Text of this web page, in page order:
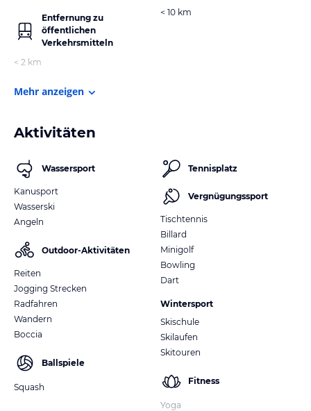
Entfernung zu
öffentlichen
Verkehrsmitteln
< 2 km
< 10 km
Mehr anzeigen
Aktivitäten
Wassersport
Kanusport
Wasserski
Angeln
Outdoor-Aktivitäten
Reiten
Jogging Strecken
Radfahren
Wandern
Boccia
Ballspiele
Squash
Tennisplatz
Vergnügungssport
Tischtennis
Billard
Minigolf
Bowling
Dart
Wintersport
Skischule
Skilaufen
Skitouren
Fitness
Yoga